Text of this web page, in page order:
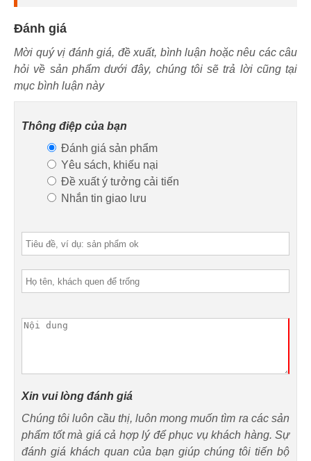
Đánh giá
Mời quý vị đánh giá, đề xuất, bình luận hoặc nêu các câu
hỏi về sản phẩm dưới đây, chúng tôi sẽ trả lời cũng tại
mục bình luận này
Thông điệp của bạn
Đánh giá sản phẩm
Yêu sách, khiếu nại
Đề xuất ý tưởng cải tiến
Nhắn tin giao lưu
Xin vui lòng đánh giá
Chúng tôi luôn cầu thị, luôn mong muốn tìm ra các sản
phẩm tốt mà giá cả hợp lý để phục vụ khách hàng. Sự
đánh giá khách quan của bạn giúp chúng tôi tiến bộ